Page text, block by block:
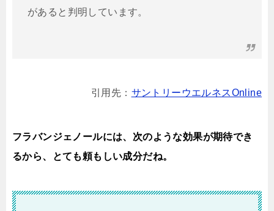
があると判明しています。
引用先： サントリーウエルネスOnline
フラバンジェノールには、次のような効果が期待でき
るから、とても頼もしい成分だね。